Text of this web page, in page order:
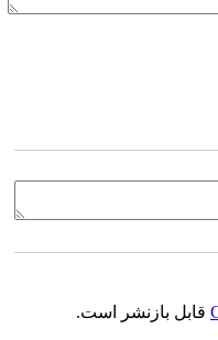
قابل بازنشر است.